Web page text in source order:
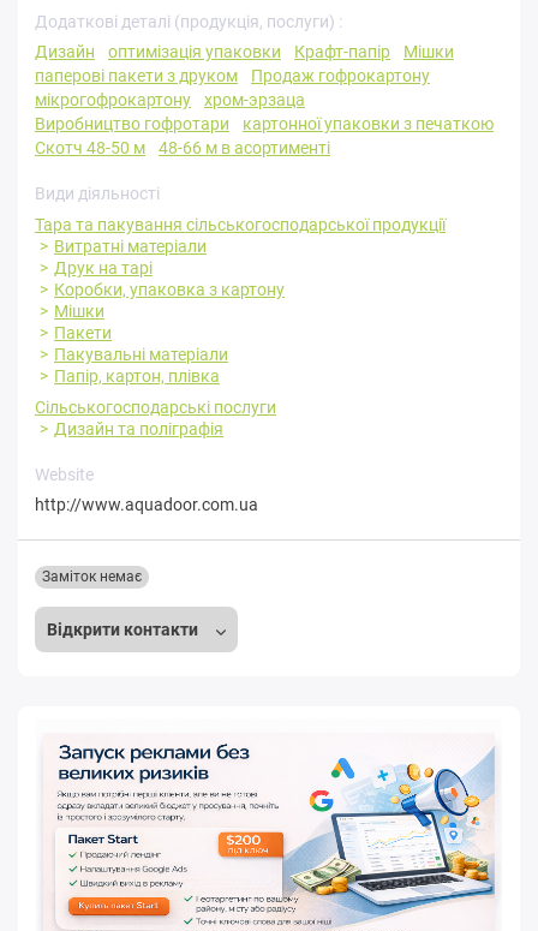
Додаткові деталі (продукція, послуги) :
Дизайн
оптимізація упаковки Крафт-папір
Мішки
паперові пакети з друком
Продаж гофрокартону
мікрогофрокартону
хром-эрзаца
Виробництво гофротари
картонної упаковки з печаткою
Скотч 48-50 м
48-66 м в асортименті
Види діяльності
Тара та пакування сільськогосподарської продукції
Витратні матеріали
Друк на тарі
Коробки, упаковка з картону
Мішки
Пакети
Пакувальні матеріали
Папір, картон, плівка
Сільськогосподарські послуги
Дизайн та поліграфія
Website
http://www.aquadoor.com.ua
Відкрити контакти
Заміток немає